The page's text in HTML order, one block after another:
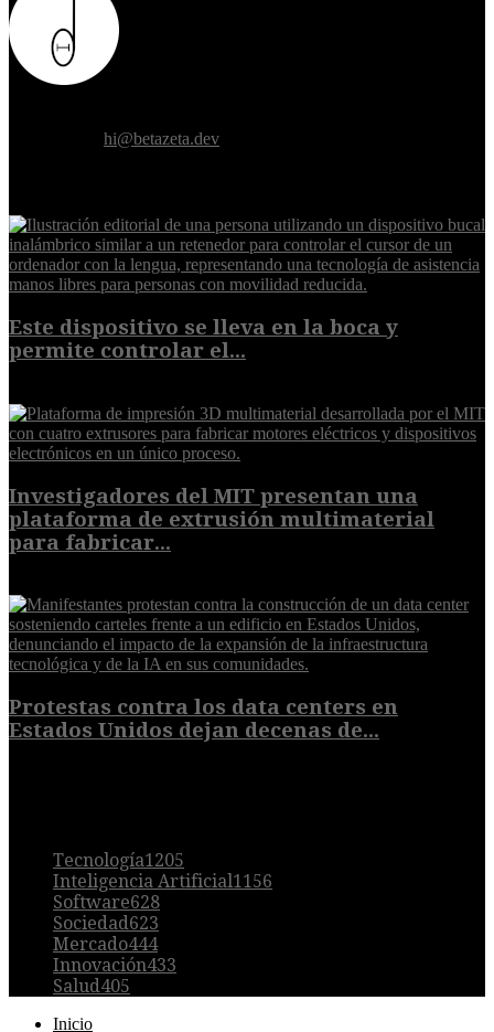
hi@betazeta.dev
Este dispositivo se lleva en la boca y
permite controlar el...
Investigadores del MIT presentan una
plataforma de extrusión multimaterial
para fabricar...
Protestas contra los data centers en
Estados Unidos dejan decenas de...
Tecnología1205
Inteligencia Artificial1156
Software628
Sociedad623
Mercado444
Innovación433
Salud405
Inicio